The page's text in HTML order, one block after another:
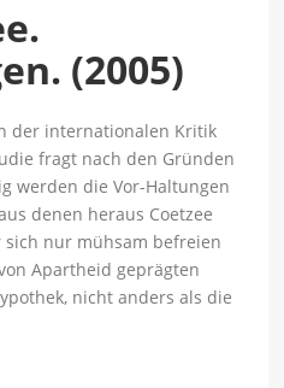
(2005)
der internationalen Kritik
fragt nach den Gründen
werden die Vor-Haltungen
denen heraus Coetzee
nur mühsam befreien
Apartheid geprägten
nicht anders als die